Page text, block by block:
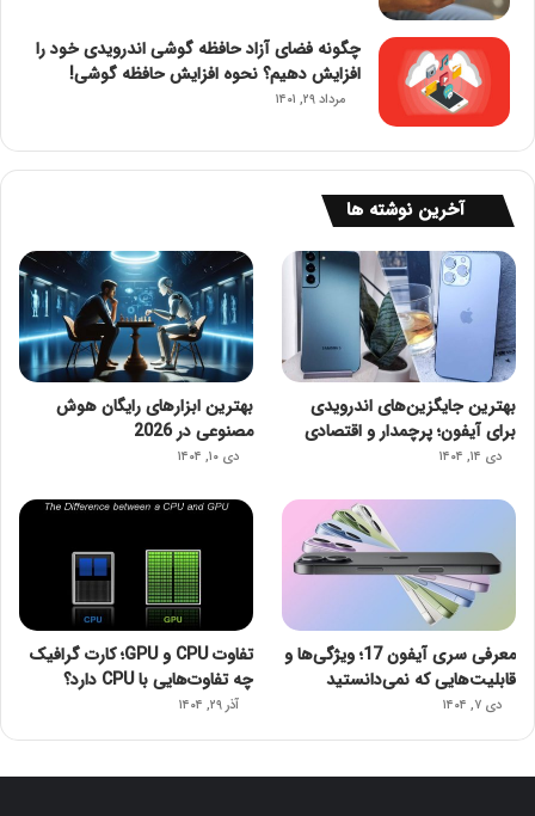
چگونه فضای آزاد حافظه گوشی اندرویدی خود را
افزایش دهیم؟ نحوه افزایش حافظه گوشی!
مرداد ۲۹, ۱۴۰۱
آخرین نوشته ها
بهترین جایگزین‌های اندرویدی
برای آیفون؛ پرچمدار و اقتصادی
دی ۱۴, ۱۴۰۴
بهترین ابزارهای رایگان هوش
مصنوعی در 2026
دی ۱۰, ۱۴۰۴
معرفی سری آیفون 17؛ ویژگی‌ها و
قابلیت‌هایی که نمی‌دانستید
دی ۷, ۱۴۰۴
تفاوت CPU و GPU؛ کارت گرافیک
چه تفاوت‌هایی با CPU دارد؟
آذر ۲۹, ۱۴۰۴